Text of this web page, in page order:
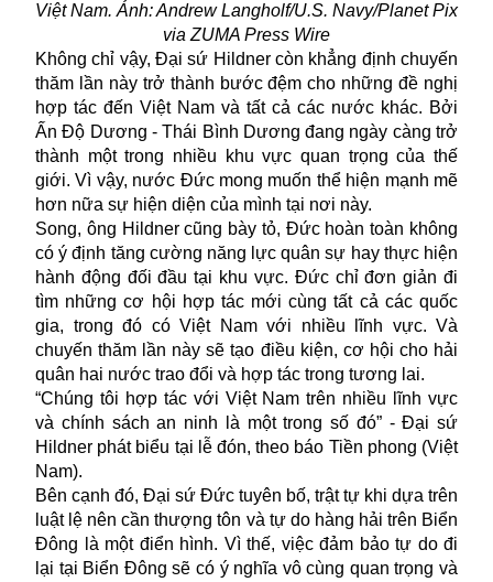
Việt Nam. Ảnh: Andrew Langholf/U.S. Navy/Planet Pix
via ZUMA Press Wire
Không chỉ vậy, Đại sứ Hildner còn khẳng định chuyến
thăm lần này trở thành bước đệm cho những đề nghị
hợp tác đến Việt Nam và tất cả các nước khác. Bởi
Ấn Độ Dương -Thái Bình Dương đang ngày càng trở
thành một trong nhiều khu vực quan trọng của thế
giới. Vì vậy, nước Đức mong muốn thể hiện mạnh mẽ
hơn nữa sự hiện diện của mình tại nơi này.
Song, ông Hildner cũng bày tỏ, Đức hoàn toàn không
có ý định tăng cường năng lực quân sự hay thực hiện
hành động đối đầu tại khu vực. Đức chỉ đơn giản đi
tìm những cơ hội hợp tác mới cùng tất cả các quốc
gia, trong đó có Việt Nam với nhiều lĩnh vực. Và
chuyến thăm lần này sẽ tạo điều kiện, cơ hội cho hải
quân hai nước trao đổi và hợp tác trong tương lai.
“Chúng tôi hợp tác với Việt Nam trên nhiều lĩnh vực
và chính sách an ninh là một trong số đó” - Đại sứ
Hildner phát biểu tại lễ đón, theo báo Tiền phong (Việt
Nam).
Bên cạnh đó, Đại sứ Đức tuyên bố, trật tự khi dựa trên
luật lệ nên cần thượng tôn và tự do hàng hải trên Biển
Đông là một điển hình. Vì thế, việc đảm bảo tự do đi
lại tại Biển Đông sẽ có ý nghĩa vô cùng quan trọng và